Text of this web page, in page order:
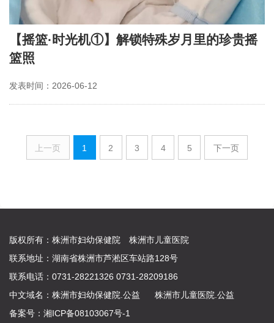
【摇篮·时光机①】解锁特殊岁月里的珍贵摇
篮照
发表时间：2026-06-12
上一页 1 2 3 4 5 下一页
版权所有：株洲市妇幼保健院 株洲市儿童医院
联系地址：湖南省株洲市芦淞区车站路128号
联系电话：0731-28221326 0731-28209186
中文域名： 株洲市妇幼保健院.公益
株洲市儿童医院.公益
备案号： 湘ICP备08103067号-1